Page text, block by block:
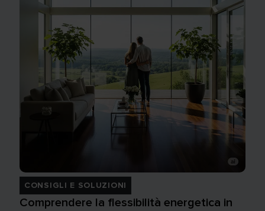
CONSIGLI E SOLUZIONI
Comprendere la flessibilità energetica in